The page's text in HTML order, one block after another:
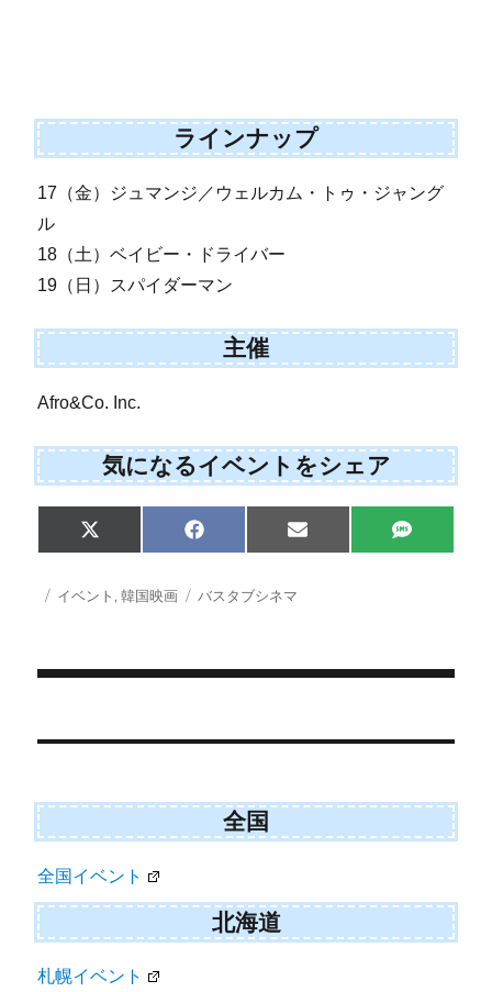
ラインナップ
17（金）ジュマンジ／ウェルカム・トゥ・ジャング
ル
18（土）ベイビー・ドライバー
19（日）スパイダーマン
主催
Afro&Co. Inc.
気になるイベントをシェア
S
h
e
X
(
w
r
S
h
r
e
F
a
e
S
h
E
m
S
h
S
M
投 カ
イベント ,韓国映画
タ
バスタブシネマ
稿
ビ
ー
シ
ョ
全国
全国イベント
北海道
札幌イベント